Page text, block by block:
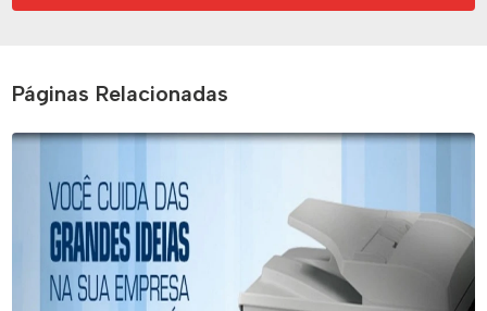
Páginas Relacionadas